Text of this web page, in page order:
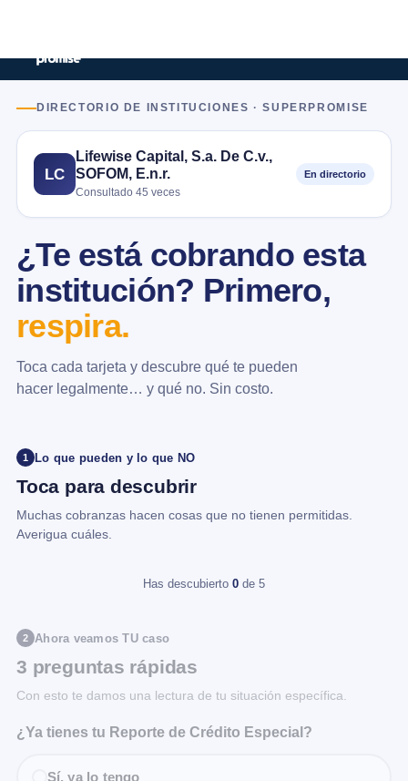
DIRECTORIO DE INSTITUCIONES · SUPERPROMISE
LC
Lifewise Capital, S.a. De C.v.,
SOFOM, E.n.r.
Consultado 45 veces
En directorio
¿Te está cobrando esta
institución? Primero,
respira.
Toca cada tarjeta y descubre qué te pueden
hacer legalmente… y qué no. Sin costo.
1 Lo que pueden y lo que NO
Toca para descubrir
Muchas cobranzas hacen cosas que no tienen permitidas.
Averigua cuáles.
Has descubierto 0 de 5
2 Ahora veamos TU caso
3 preguntas rápidas
Con esto te damos una lectura de tu situación específica.
¿Ya tienes tu Reporte de Crédito Especial?
Sí, ya lo tengo